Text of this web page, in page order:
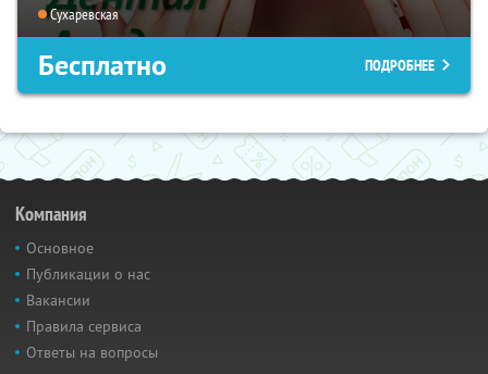
Сухаревская
Бесплатно ПОДРОБНЕЕ
Компания
Основное
Публикации о нас
Вакансии
Правила сервиса
Ответы на вопросы